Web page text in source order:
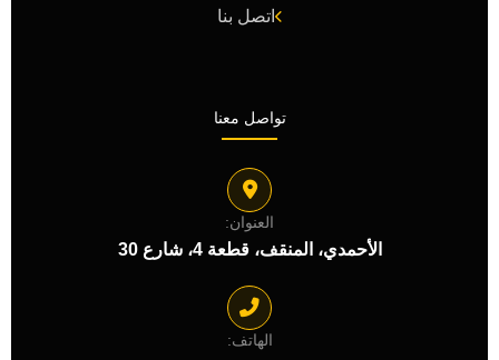
اتصل بنا
تواصل معنا
العنوان:
الأحمدي، المنقف، قطعة 4، شارع 30
الهاتف: